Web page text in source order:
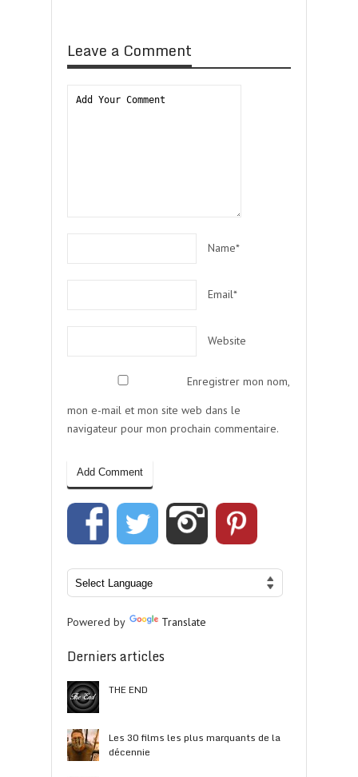
Leave a Comment
Name*
Email*
Website
Enregistrer mon nom,
mon e-mail et mon site web dans le
navigateur pour mon prochain commentaire.
Powered by Translate
Derniers articles
THE END
Les 30 films les plus marquants de la
décennie